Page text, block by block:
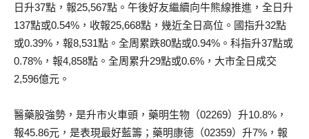
日升37點，報25,567點。午後好友繼續向牛熊線推進，全日升
137點或0.54%，收報25,668點，幾近全日高位。國指升32點
或0.39%，報8,531點。全周累跌80點或0.94%。科指升37點或
0.78%，報4,858點。全周累升29點或0.6%，大市全日成交
2,596億元。
醫藥股強勢，是升市火車頭，藥明生物（02269）升10.8%，
報45.86元，是表現最好藍籌；藥明康德（02359）升7%，報